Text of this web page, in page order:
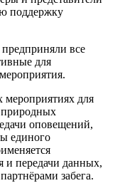
поддержку
все
для
для
природных
оповещений,
единого
и передачи данных,
забега.